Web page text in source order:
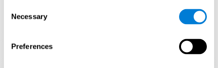
Selection
Necessary
Preferences